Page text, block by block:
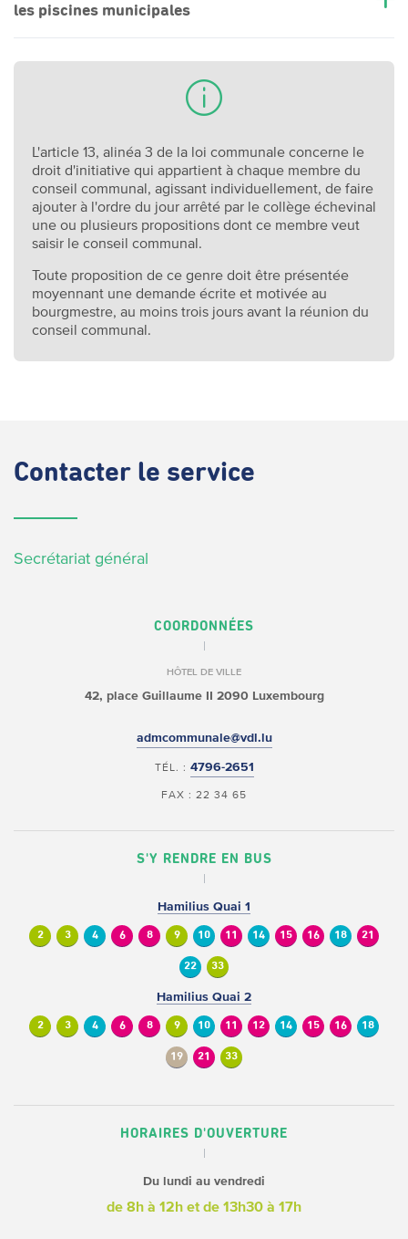
les piscines municipales
L'article 13, alinéa 3 de la loi communale concerne le
droit d'initiative qui appartient à chaque membre du
conseil communal, agissant individuellement, de faire
ajouter à l'ordre du jour arrêté par le collège échevinal
une ou plusieurs propositions dont ce membre veut
saisir le conseil communal.
Toute proposition de ce genre doit être présentée
moyennant une demande écrite et motivée au
bourgmestre, au moins trois jours avant la réunion du
conseil communal.
Contacter le service
Secrétariat général
COORDONNÉES
HÔTEL DE VILLE
42, place Guillaume II 2090 Luxembourg
admcommunale@vdl.lu
TÉL. : 4796-2651
FAX : 22 34 65
S'Y RENDRE EN BUS
Hamilius Quai 1
2 3 4 6 8 9 10 11 14 15 16 18 21
22 33
Hamilius Quai 2
2 3 4 6 8 9 10 11 12 14 15 16 18
19 21 33
HORAIRES D'OUVERTURE
Du lundi au vendredi
de 8h à 12h et de 13h30 à 17h